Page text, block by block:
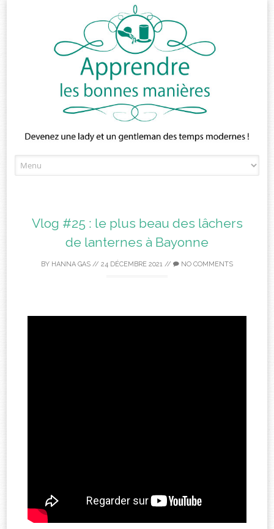
to
Vlog #25 : le plus beau des lâchers
de lanternes à Bayonne
BY HANNA GAS // 24 DÉCEMBRE 2021 // NO COMMENTS